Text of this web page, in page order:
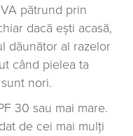
pătrund prin
dacă ești acasă,
dăunător al razelor
când pielea ta
nori.
30 sau mai mare.
de cei mai mulți